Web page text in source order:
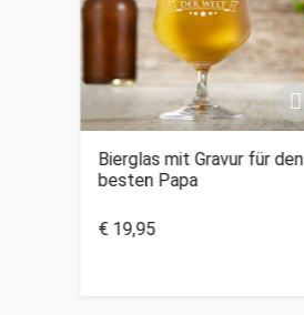
Bierglas mit Gravur für den
besten Papa
€ 19,95